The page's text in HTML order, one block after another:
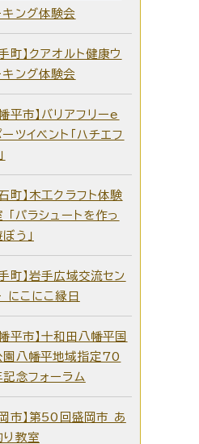
キング体験会
手町】クアオルト健康ウ
キング体験会
幡平市】バリアフリーe
ツイベント「ハチエフ
石町】木工クラフト体験
「パラシュートを作っ
う」
手町】岩手広域交流セン
にこにこ縁日
幡平市】十和田八幡平国
園八幡平地域指定70
記念フォーラム
岡市】第50回盛岡市 あ
り教室